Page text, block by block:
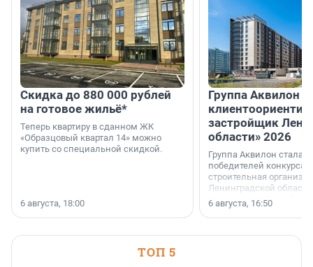
Скидка до 880 000 рублей
на готовое жильё*
Теперь квартиру в сданном ЖК
«Образцовый квартал 14» можно
купить со специальной скидкой.
6 августа, 18:00
Группа Аквилон
застройщик
области» 2026
Группа Аквилон стала
победителей конкурса
строительная
Ленинградской области
номинации «Самый
застройщик
области».
6 августа, 16:50
ТОП 5